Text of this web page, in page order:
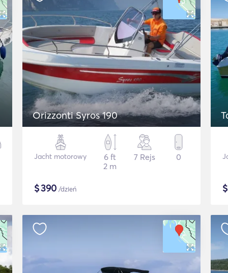
Orizzonti Syros 190
Jacht motorowy
6 ft
2 m
7 Rejs 0
$390 /dzień